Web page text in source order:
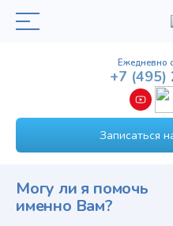
Ежедневно
Записаться
+7 (495)
Могу ли я помочь
именно Вам?